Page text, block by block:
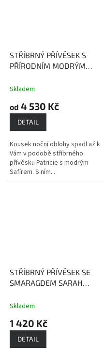
STŘÍBRNÝ PŘÍVĚSEK S
PŘÍRODNÍM MODRÝM
kamenem moudrosti,
Skladem
od 4 530 Kč
DETAIL
Kousek noční oblohy spadl až k
Vám v podobě stříbrného
přívěsku Patricie s modrým
Safírem. S ním...
STŘÍBRNÝ PŘÍVĚSEK SE
SMARAGDEM SARAH
bohatství a moci
Skladem
1 420 Kč
DETAIL